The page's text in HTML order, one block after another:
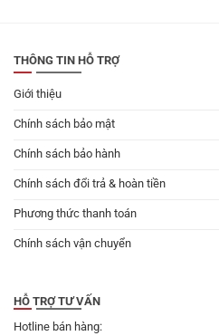
THÔNG TIN HỖ TRỢ
Giới thiệu
Chính sách bảo mật
Chính sách bảo hành
Chính sách đổi trả & hoàn tiền
Phương thức thanh toán
Chính sách vận chuyển
HỖ TRỢ TƯ VẤN
Hotline bán hàng: